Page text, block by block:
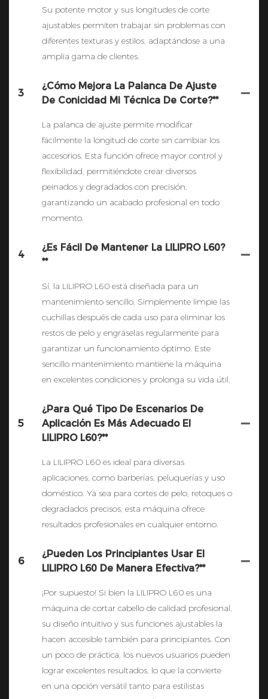
Su potente motor y sus longitudes de corte
ajustables permiten trabajar sin problemas con
diferentes texturas y estilos, adaptándose a una
amplia gama de clientes.
3
¿Cómo Mejora La Palanca De Ajuste
De Conicidad Mi Técnica De Corte?**
La palanca de ajuste permite modificar
fácilmente la longitud de corte sin cambiar los
accesorios. Esta función ofrece mayor control y
flexibilidad, permitiéndote crear diversos
peinados y degradados con precisión,
garantizando un acabado profesional en todo
momento.
4
¿Es Fácil De Mantener La LILIPRO L60?
**
Sí, la LILIPRO L60 está diseñada para un
mantenimiento sencillo. Simplemente limpie las
cuchillas después de cada uso para eliminar los
restos de pelo y engráselas regularmente para
garantizar un funcionamiento óptimo. Este
sencillo mantenimiento mantiene la máquina
en excelentes condiciones y prolonga su vida útil.
5
¿Para Qué Tipo De Escenarios De
Aplicación Es Más Adecuado El
LILIPRO L60?**
La LILIPRO L60 es ideal para diversas
aplicaciones, como barberías, peluquerías y uso
doméstico. Ya sea para cortes de pelo, retoques o
degradados precisos, esta máquina ofrece
resultados profesionales en cualquier entorno.
6
¿Pueden Los Principiantes Usar El
LILIPRO L60 De Manera Efectiva?**
¡Por supuesto! Si bien la LILIPRO L60 es una
máquina de cortar cabello de calidad profesional,
su diseño intuitivo y sus funciones ajustables la
hacen accesible también para principiantes. Con
un poco de práctica, los nuevos usuarios pueden
lograr excelentes resultados, lo que la convierte
en una opción versátil tanto para estilistas